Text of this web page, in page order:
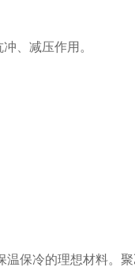
、减压作用。
保冷的理想材料。